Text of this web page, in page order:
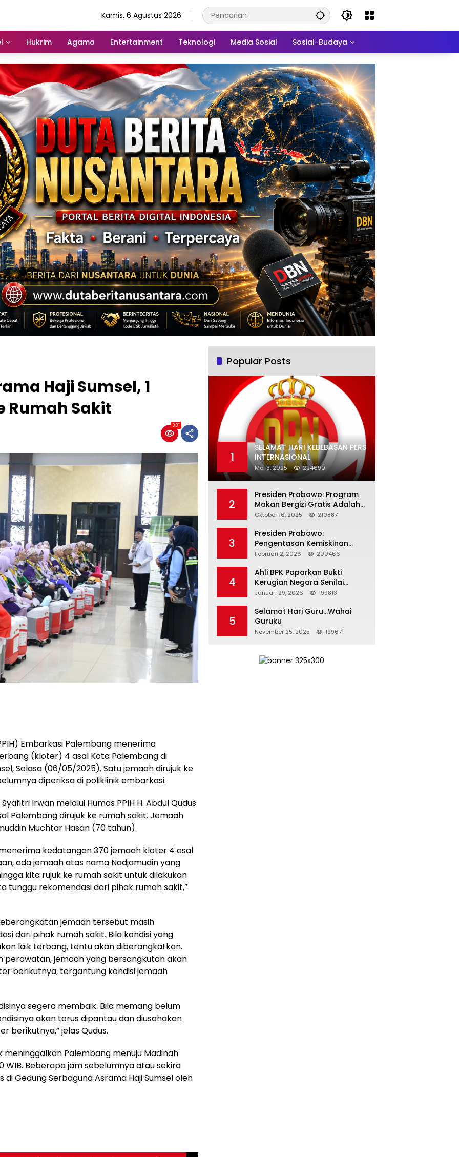
Kamis, 6 Agustus 2026
Hukrim Agama Entertainment Teknologi Media Sosial Sosial-Budaya
Haji Sumsel, 1
Rumah Sakit
331
Embarkasi Palembang menerima
(kloter) 4 asal Kota Palembang di
Selasa (06/05/2025). Satu jemaah dirujuk ke
diperiksa di poliklinik embarkasi.
Irwan melalui Humas PPIH H. Abdul Qudus
Palembang dirujuk ke rumah sakit. Jemaah
Muchtar Hasan (70 tahun).
kedatangan 370 jemaah kloter 4 asal
ada jemaah atas nama Nadjamudin yang
kita rujuk ke rumah sakit untuk dilakukan
tunggu rekomendasi dari pihak rumah sakit,”
jemaah tersebut masih
dari pihak rumah sakit. Bila kondisi yang
laik terbang, tentu akan diberangkatkan.
perawatan, jemaah yang bersangkutan akan
berikutnya, tergantung kondisi jemaah
segera membaik. Bila memang belum
akan terus dipantau dan diusahakan
berikutnya,” jelas Qudus.
Palembang menuju Madinah
WIB. Beberapa jam sebelumnya atau sekira
di Gedung Serbaguna Asrama Haji Sumsel oleh
Popular Posts
1
SELAMAT HARI KEBEBASAN PERS
INTERNASIONAL
Mei 3, 2025 224690
2
Presiden Prabowo: Program
Makan Bergizi Gratis Adalah
Investasi untuk Masa Depan
Oktober 16, 2025 210887
3
Presiden Prabowo:
Pengentasan Kemiskinan
Butuh Persatuan dan
Bertanggung Jawab
Februari 2, 2026 200466
4
Ahli BPK Paparkan Bukti
Kerugian Negara Senilai
Rp285 Triliun dalam
Pertamina
Januari 29, 2026 199813
5
Selamat Hari Guru…Wahai
Guruku
November 25, 2025 199671